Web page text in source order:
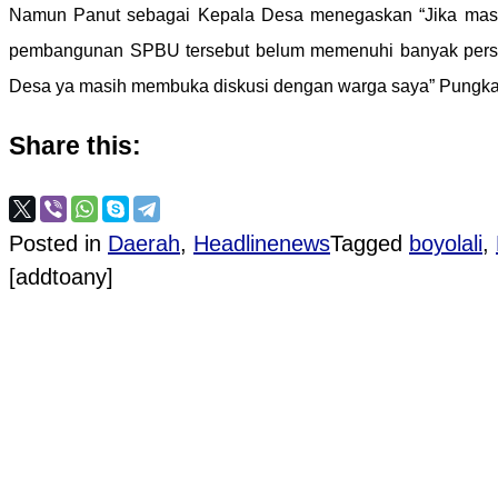
Namun Panut sebagai Kepala Desa menegaskan “Jika
pembangunan SPBU tersebut belum memenuhi banyak
Desa ya masih membuka diskusi dengan warga saya”
Share this:
Posted in Daerah, HeadlinenewsTagged boyolali,
[addtoany]